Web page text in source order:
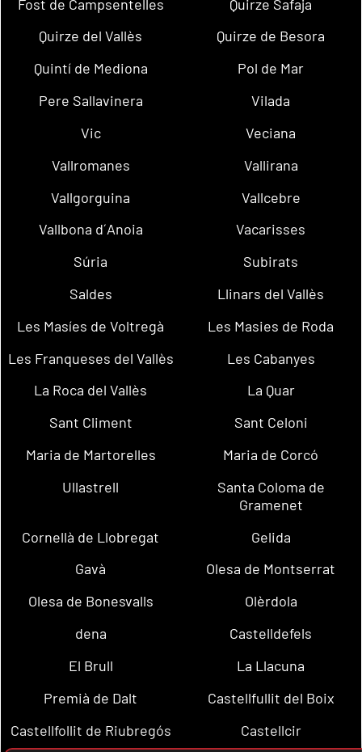
Fost de Campsentelles
Quirze Safaja
Quirze del Vallès
Quirze de Besora
Quintí de Mediona
Pol de Mar
Pere Sallavinera
Vilada
Vic
Veciana
Vallromanes
Vallirana
Vallgorguina
Vallcebre
Vallbona d´Anoia
Vacarisses
Súria
Subirats
Saldes
Llinars del Vallès
Les Masíes de Voltregà
Les Masies de Roda
Les Franqueses del Vallès
Les Cabanyes
La Roca del Vallès
La Quar
Sant Climent
Sant Celoni
Maria de Martorelles
Maria de Corcó
Ullastrell
Santa Coloma de
Gramenet
Cornellà de Llobregat
Gelida
Gavà
Olesa de Montserrat
Olesa de Bonesvalls
Olèrdola
dena
Castelldefels
El Brull
La Llacuna
Premià de Dalt
Castellfullit del Boix
Castellfollit de Riubregós
Castellcir